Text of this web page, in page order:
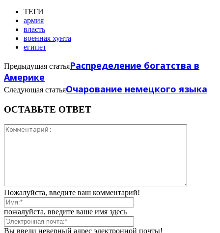
ТЕГИ
армия
власть
военная хунта
египет
Предыдущая статьяРаспределение богатства в
Америке
Следующая статьяОчарование немецкого языка
ОСТАВЬТЕ ОТВЕТ
Пожалуйста, введите ваш комментарий!
пожалуйста, введите ваше имя здесь
Вы ввели неверный адрес электронной почты!